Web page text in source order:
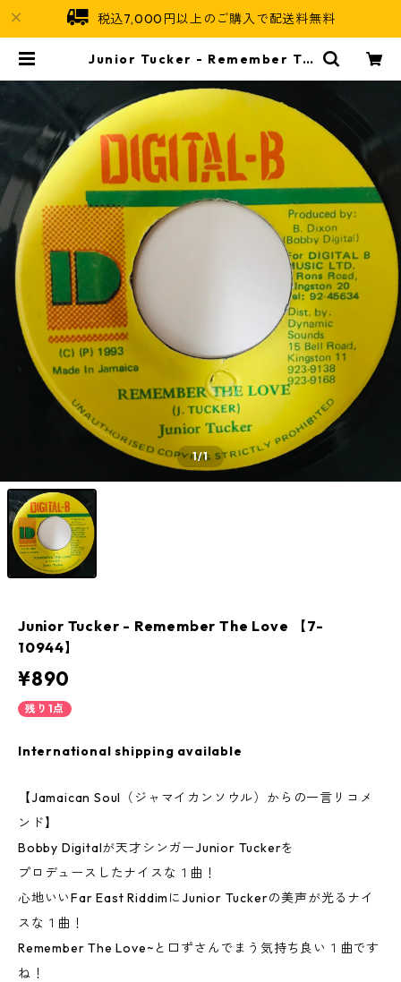
税込7,000円以上のご購入で配送料無料
Junior Tucker - Remember Th
Soul
1/1
Junior Tucker - Remember The Love 【7-
10944】
¥890
残り1点
International shipping available
【Jamaican Soul（ジャマイカンソウル）からの一言リコメ
ンド】
Bobby Digitalが天才シンガーJunior Tuckerを
プロデュースしたナイスな１曲！
心地いいFar East RiddimにJunior Tuckerの美声が光るナイ
スな１曲！
Remember The Love~と口ずさんでまう気持ち良い１曲です
ね！